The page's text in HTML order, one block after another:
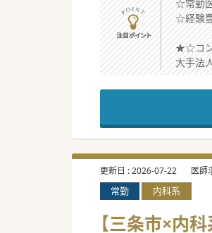
☆常勤
☆経験
★☆コ
大手法
開院し
スタッ
常勤
最寄
お力を
#春入
更新日 :2026-07-22 医師
常勤 内科系
【三条市×内